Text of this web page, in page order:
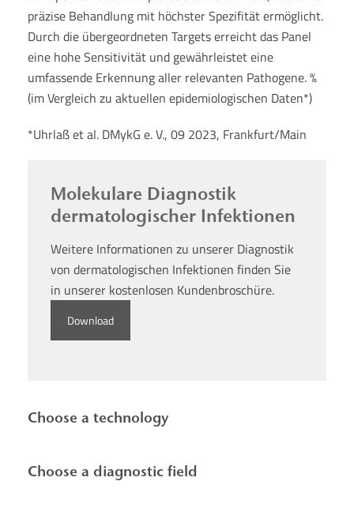
präzise Behandlung mit höchster Spezifität ermöglicht.
Durch die übergeordneten Targets erreicht das Panel
eine hohe Sensitivität und gewährleistet eine
umfassende Erkennung aller relevanten Pathogene. %
(im Vergleich zu aktuellen epidemiologischen Daten*)
*Uhrlaß et al. DMykG e. V., 09 2023, Frankfurt/Main
Molekulare Diagnostik
dermatologischer Infektionen
Weitere Informationen zu unserer Diagnostik
von dermatologischen Infektionen finden Sie
in unserer kostenlosen Kundenbroschüre.
Download
Choose a technology
Choose a diagnostic field